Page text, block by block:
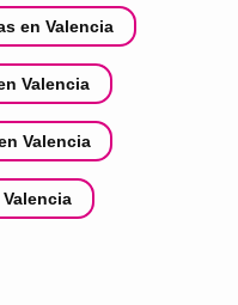
en Valencia
Valencia
Valencia